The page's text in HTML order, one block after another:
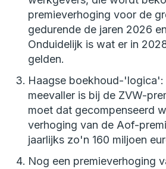
premieverhoging voor de
gedurende de jaren 2026
Onduidelijk is wat er in
gelden.
Haagse boekhoud-'logica':
meevaller is bij de ZVW-
moet dat gecompenseerd
verhoging van de Aof-
jaarlijks zo'n 160 miljoen
Nog een premieverhoging